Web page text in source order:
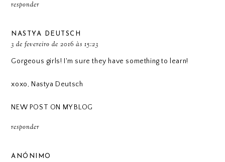
responder
NASTYA DEUTSCH
3 de fevereiro de 2016 às 15:23
Gorgeous girls! I'm sure they have something to learn!
xoxo, Nastya Deutsch
NEW POST ON MY BLOG
responder
ANÓNIMO